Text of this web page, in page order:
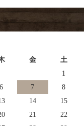
金
土
1
6 7
8
14
15
21
22